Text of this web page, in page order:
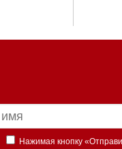
Нажимая кнопку